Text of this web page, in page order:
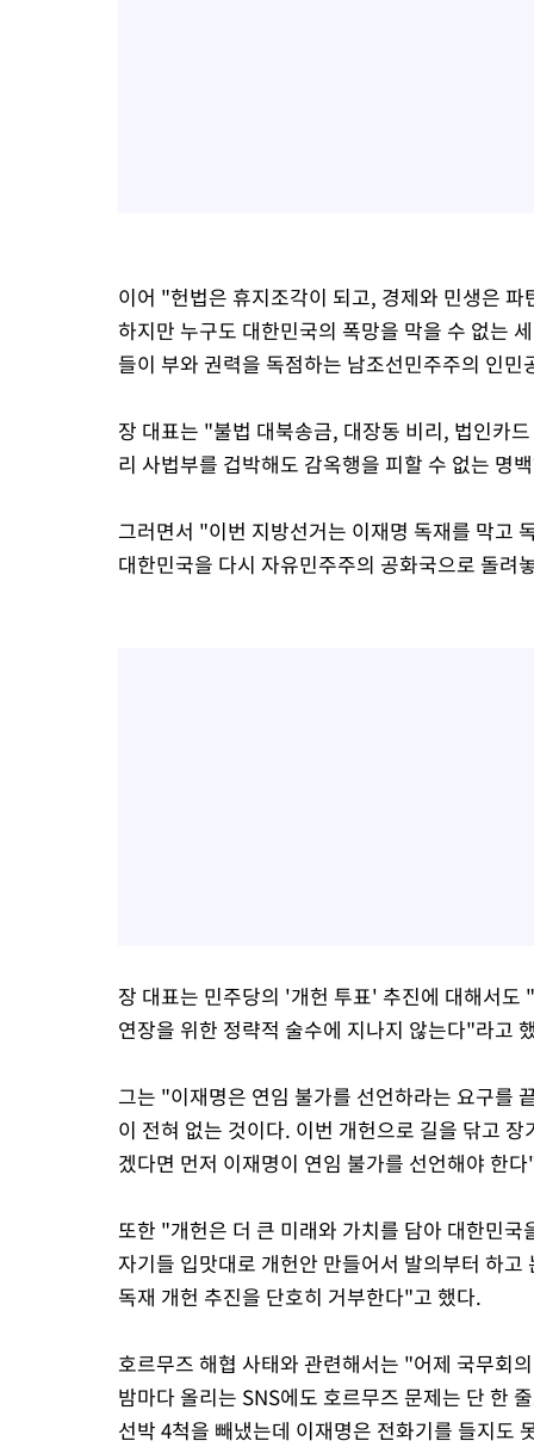
이어 "헌법은 휴지조각이 되고, 경제와 민생은
하지만 누구도 대한민국의 폭망을 막을 수 없는
들이 부와 권력을 독점하는 남조선민주주의 인
장 대표는 "불법 대북송금, 대장동 비리, 법인카
리 사법부를 겁박해도 감옥행을 피할 수 없는 명
그러면서 "이번 지방선거는 이재명 독재를 막고
대한민국을 다시 자유민주주의 공화국으로 돌려
장 대표는 민주당의 '개헌 투표' 추진에 대해서
연장을 위한 정략적 술수에 지나지 않는다"라고
그는 "이재명은 연임 불가를 선언하라는 요구를
이 전혀 없는 것이다. 이번 개헌으로 길을 닦고
겠다면 먼저 이재명이 연임 불가를 선언해야 한
또한 "개헌은 더 큰 미래와 가치를 담아 대한민
자기들 입맛대로 개헌안 만들어서 발의부터 하
독재 개헌 추진을 단호히 거부한다"고 했다.
호르무즈 해협 사태와 관련해서는 "어제 국무회
밤마다 올리는 SNS에도 호르무즈 문제는 단 한
선박 4척을 빼냈는데 이재명은 전화기를 들지도